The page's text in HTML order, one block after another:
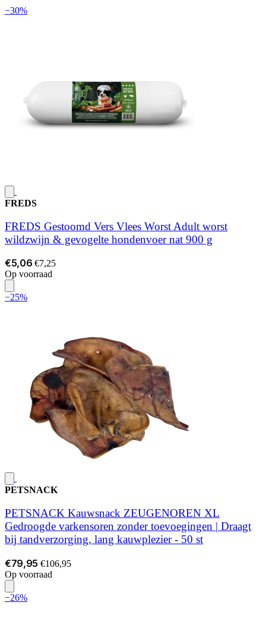
−30%
FREDS
FREDS Gestoomd Vers Vlees Worst Adult worst
wildzwijn & gevogelte hondenvoer nat 900 g
€5,06 €7,25
Op voorraad
−25%
PETSNACK
PETSNACK Kauwsnack ZEUGENOREN XL
Gedroogde varkensoren zonder toevoegingen | Draagt
bij tandverzorging, lang kauwplezier - 50 st
€79,95 €106,95
Op voorraad
−26%